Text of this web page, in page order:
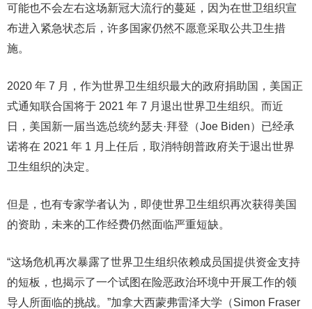
可能也不会左右这场新冠大流行的蔓延，因为在世卫组织宣
布进入紧急状态后，许多国家仍然不愿意采取公共卫生措
施。
2020 年 7 月，作为世界卫生组织最大的政府捐助国，美国正
式通知联合国将于 2021 年 7 月退出世界卫生组织。而近
日，美国新一届当选总统约瑟夫·拜登（Joe Biden）已经承
诺将在 2021 年 1 月上任后，取消特朗普政府关于退出世界
卫生组织的决定。
但是，也有专家学者认为，即使世界卫生组织再次获得美国
的资助，未来的工作经费仍然面临严重短缺。
“这场危机再次暴露了世界卫生组织依赖成员国提供资金支持
的短板，也揭示了一个试图在险恶政治环境中开展工作的领
导人所面临的挑战。”加拿大西蒙弗雷泽大学（Simon Fraser